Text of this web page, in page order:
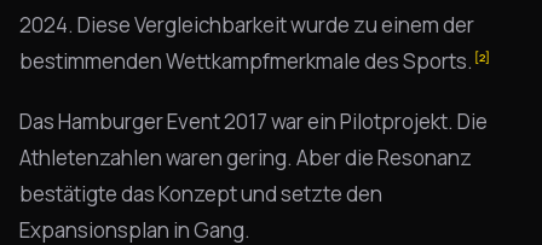
2024. Diese Vergleichbarkeit wurde zu einem der
bestimmenden Wettkampfmerkmale des Sports. [2]
Das Hamburger Event 2017 war ein Pilotprojekt. Die
Athletenzahlen waren gering. Aber die Resonanz
bestätigte das Konzept und setzte den
Expansionsplan in Gang.